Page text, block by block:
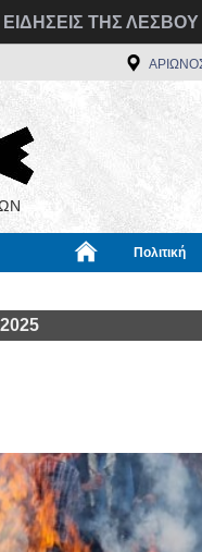
ΕΙΔΗΣΕΙΣ ΤΗΣ ΛΕΣΒΟΥ
Πολιτική